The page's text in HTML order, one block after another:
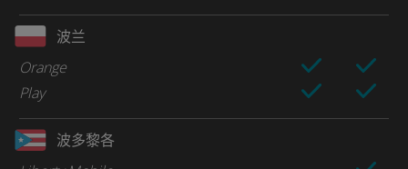
波兰
Orange
Play
波多黎各